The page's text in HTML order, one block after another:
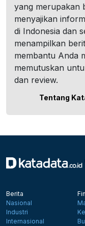
yang merupakan
menyajikan
di Indonesia dan
menampilkan
membantu Anda
memutuskan
dan review.
Tentang
Berita
Nasional
Industri
Internasional